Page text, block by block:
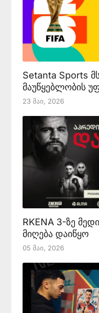
Setanta Sports
მაუწყებლობის
23 Მაი, 2026
RKENA 3-ზე
მიღება დაიწყო
05 Მაი, 2026